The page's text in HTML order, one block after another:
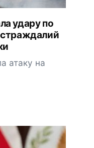
удару по
атаку на